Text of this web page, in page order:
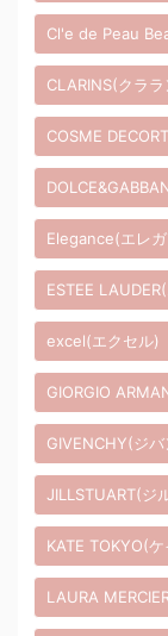
Cl'e de Peau
CLARINS(クララ
COSME
Elegance(エレ
ESTEE
excel(エクセル)
GIORGIO
GIVENCHY(ジバ
JILLSTUART(ジ
KATE TOKYO(ケ
LAURA